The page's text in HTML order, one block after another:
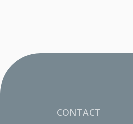
CONTACT